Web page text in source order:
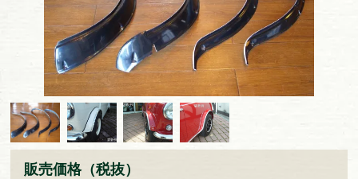
販売価格（税抜）